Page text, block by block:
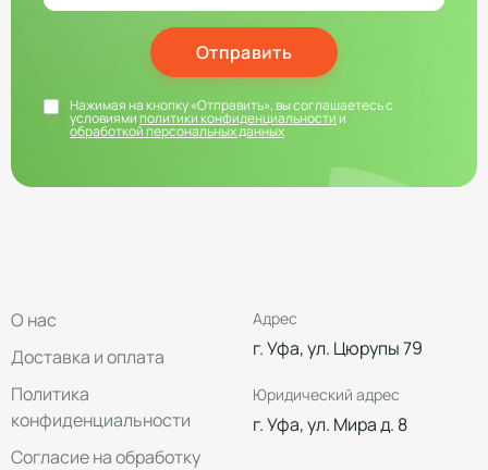
Отправить
Нажимая на кнопку «Отправить», вы соглашаетесь с
условиямиполитики конфиденциальностии
обработкой персональных данных
О нас
Доставка и оплата
Политика
конфиденциальности
Согласие на обработку
Адрес
г. Уфа, ул. Цюрупы 79
Юридический адрес
г. Уфа, ул. Мира д. 8